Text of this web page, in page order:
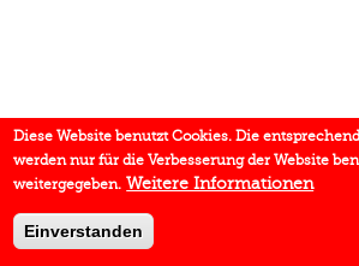
Diese Website benutzt Cookies. Die
werden nur für die Verbesserung der Website
weitergegeben. Weitere Informationen
Einverstanden